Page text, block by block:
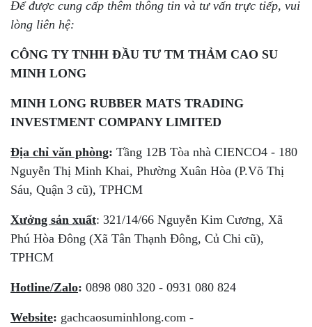
Để được cung cấp thêm thông tin và tư vấn trực tiếp, vui
lòng liên hệ:
CÔNG TY TNHH ĐẦU TƯ TM THẢM CAO SU
MINH LONG
MINH LONG RUBBER MATS TRADING
INVESTMENT COMPANY LIMITED
Địa chỉ văn phòng: Tầng 12B Tòa nhà CIENCO4 - 180
Nguyễn Thị Minh Khai, Phường Xuân Hòa (P.Võ Thị
Sáu, Quận 3 cũ), TPHCM
Xưởng sản xuất: 321/14/66 Nguyễn Kim Cương, Xã
Phú Hòa Đông (Xã Tân Thạnh Đông, Củ Chi cũ),
TPHCM
Hotline/Zalo: 0898 080 320 - 0931 080 824
Website: gachcaosuminhlong.com -